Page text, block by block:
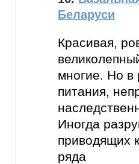
Беларуси
Красивая,
многие. Но в
питания,
Иногда
приводящих
ряда